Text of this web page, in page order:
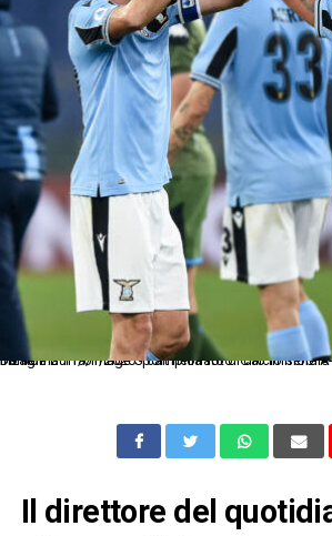
Db Roma 11/01/2020 - campionato di calcio serie A / Lazio-Napoli / foto Daniele Buffa/Image Sport nella foto: Ciro Immobile-Senad Lulic-Simone Inzaghi
Il direttore del